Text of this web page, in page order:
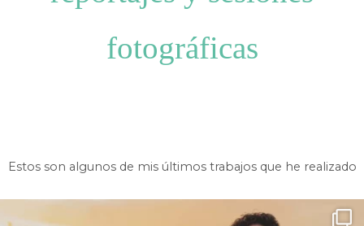
fotográficas
Estos son algunos de mis últimos trabajos que he realizado